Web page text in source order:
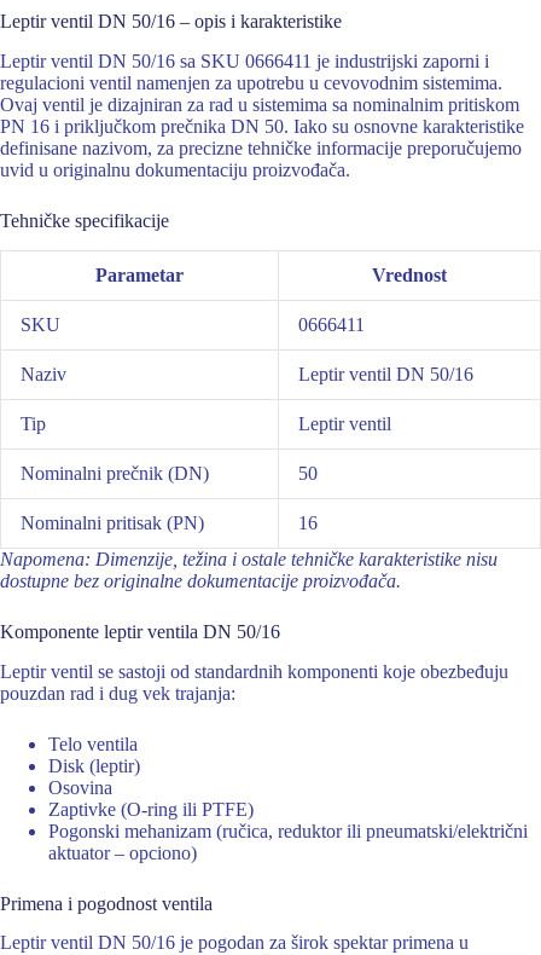
Leptir ventil DN 50/16 – opis i karakteristike
Leptir ventil DN 50/16 sa SKU 0666411 je industrijski zaporni i
regulacioni ventil namenjen za upotrebu u cevovodnim sistemima.
Ovaj ventil je dizajniran za rad u sistemima sa nominalnim pritiskom
PN 16 i priključkom prečnika DN 50. Iako su osnovne karakteristike
definisane nazivom, za precizne tehničke informacije preporučujemo
uvid u originalnu dokumentaciju proizvođača.
Tehničke specifikacije
Parametar Vrednost
SKU 0666411
Naziv Leptir ventil DN 50/16
Tip Leptir ventil
Nominalni prečnik (DN) 50
Nominalni pritisak (PN)
16
Napomena: Dimenzije, težina i ostale tehničke karakteristike nisu
dostupne bez originalne dokumentacije proizvođača.
Komponente leptir ventila DN 50/16
Leptir ventil se sastoji od standardnih komponenti koje obezbeđuju
pouzdan rad i dug vek trajanja:
Telo ventila
Disk (leptir)
Osovina
Zaptivke (O-ring ili PTFE)
Pogonski mehanizam (ručica, reduktor ili pneumatski/električni
aktuator – opciono)
Primena i pogodnost ventila
Leptir ventil DN 50/16 je pogodan za širok spektar primena u